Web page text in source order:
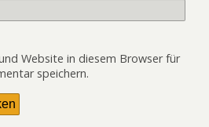
Website in diesem Browser für
speichern.